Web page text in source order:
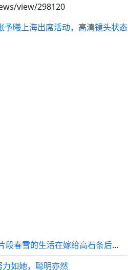
view/298120
予曦上海出席活动，高清镜头状态
第16集 精彩片段春雪的生活在嫁给高石条后并未如她所愿…
如她，聪明亦然